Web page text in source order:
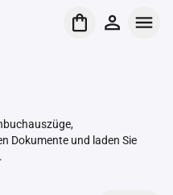
Dokumente und laden Sie